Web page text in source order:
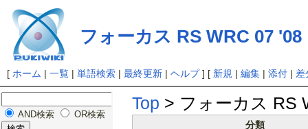
フォーカス RS WRC 07 '08
[ ホーム | 一覧| 単語検索| 最終更新| ヘルプ] [ 新規 | 編集| 添付| 差
AND検索 OR検索
Top > フォーカス RS
分類